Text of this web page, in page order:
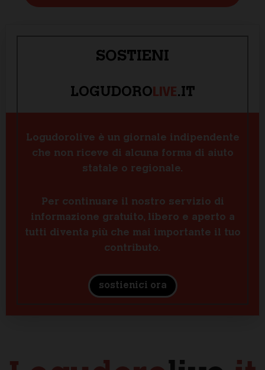
SOSTIENI
LOGUDOROLIVE.IT
Logudorolive è un giornale indipendente
che non riceve di alcuna forma di aiuto
statale o regionale.
Per continuare il nostro servizio di
informazione gratuito, libero e aperto a
tutti diventa più che mai importante il tuo
contributo.
sostienici ora